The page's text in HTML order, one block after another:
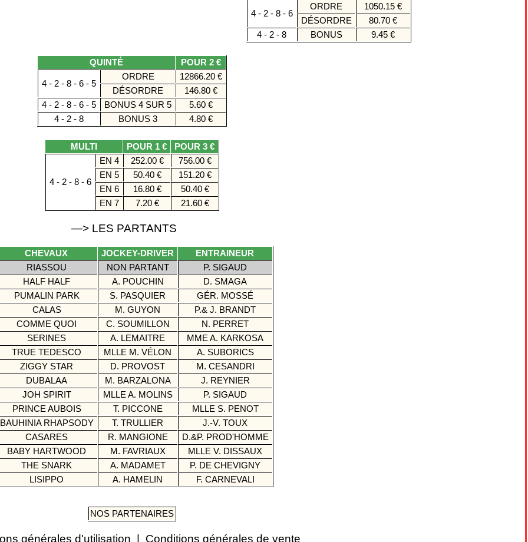
4 - 2 - 8 - 6
ORDRE
1050.15 €
DÉSORDRE
80.70 €
4 - 2 - 8
BONUS 9.45 €
QUINTÉ POUR 2 €
4 - 2 - 8 - 6 - 5
ORDRE
12866.20 €
DÉSORDRE
146.80 €
4 - 2 - 8 - 6 - 5
BONUS 4 SUR 5
5.60 €
4 - 2 - 8
BONUS 3 4.80 €
MULTI POUR 1 € POUR 3 €
4 - 2 - 8 - 6
EN 4 252.00 €
756.00 €
EN 5
50.40 €
151.20 €
EN 6
16.80 €
50.40 €
EN 7
7.20 € 21.60 €
—> LES PARTANTS
CHEVAUX JOCKEY-DRIVER
ENTRAINEUR
RIASSOU
NON PARTANT
P. SIGAUD
HALF HALF
A. POUCHIN
D. SMAGA
PUMALIN PARK
S. PASQUIER
GÉR. MOSSÉ
CALAS
M. GUYON
P.& J. BRANDT
COMME QUOI
C. SOUMILLON
N. PERRET
SERINES
A. LEMAITRE
MME A. KARKOSA
TRUE TEDESCO
MLLE M. VÉLON
A. SUBORICS
ZIGGY STAR
D. PROVOST
M. CESANDRI
DUBALAA
M. BARZALONA
J. REYNIER
JOH SPIRIT
MLLE A. MOLINS
P. SIGAUD
PRINCE AUBOIS
T. PICCONE
MLLE S. PENOT
RHAPSODY
T. TRULLIER
J.-V. TOUX
CASARES
R. MANGIONE
D.&P. PROD'HOMME
BABY HARTWOOD
M. FAVRIAUX
MLLE V. DISSAUX
THE SNARK
A. MADAMET
P. DE CHEVIGNY
LISIPPO
A. HAMELIN F. CARNEVALI
NOS PARTENAIRES
générales d'utilisation Conditions générales de vente